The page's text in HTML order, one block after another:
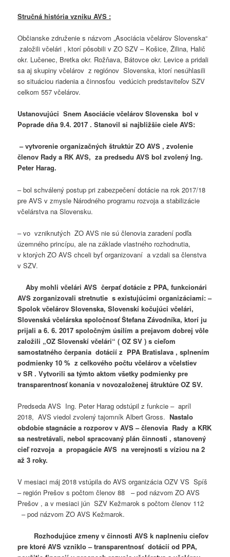
Stručná história vzniku AVS :
Občianske združenie s názvom „Asociácia včelárov Slovenska“
založili včelári , ktorí pôsobili v ZO SZV – Košice, Žilina, Halič
okr. Lučenec, Bretka okr. Rožňava, Bátovce okr. Levice a pridali
sa aj skupiny včelárov z regiónov Slovenska, ktorí nesúhlasili
so situáciou riadenia a činnosťou vedúcich predstaviteľov SZV
celkom 557 včelárov.
Ustanovujúci Snem Asociácie včelárov Slovenska bol v
Poprade dňa 9.4. 2017 . Stanovil si najbližšie ciele AVS:
– vytvorenie organizačných štruktúr ZO AVS , zvolenie
členov Rady a RK AVS, za predsedu AVS bol zvolený Ing.
Peter Harag.
– bol schválený postup pri zabezpečení dotácie na rok 2017/18
pre AVS v zmysle Národného programu rozvoja a stabilizácie
včelárstva na Slovensku.
– vo vzniknutých ZO AVS nie sú členovia zaradení podľa
územného princípu, ale na základe vlastného rozhodnutia,
v ktorých ZO AVS chceli byť organizovaní a vzdali sa členstva
v SZV.
Aby mohli včelári AVS čerpať dotácie z PPA, funkcionári
AVS zorganizovali stretnutie s existujúcimi organizáciami: –
Spolok včelárov Slovenska, Slovenskí kočujúci včelári,
Slovenská včelárska spoločnosť Štefana Závodníka, ktorí ju
prijali a 6. 6. 2017 spoločným úsilím a prejavom dobrej vôle
založili „OZ Slovenskí včelári“ ( OZ SV ) s cieľom
samostatného čerpania dotácií z PPA Bratislava , splnením
podmienky 10 % z celkového počtu včelárov a včelstiev
v SR . Vytvorili sa týmto aktom všetky podmienky pre
transparentnosť konania v novozaloženej štruktúre OZ SV.
Predseda AVS Ing. Peter Harag odstúpil z funkcie – apríl
2018, AVS viedol zvolený tajomník Albert Gross.Nastalo
obdobie stagnácie a rozporov v AVS – členovia Rady a KRK
sa nestretávali, nebol spracovaný plán činnosti , stanovený
cieľ rozvoja a propagácie AVS na verejnosti s víziou na 2
až 3 roky.
V mesiaci máj 2018 vstúpila do AVS organizácia OZV VS Spíš
– región Prešov s počtom členov 88 – pod názvom ZO AVS
Prešov , a v mesiaci jún SZV Kežmarok s počtom členov 112
– pod názvom ZO AVS Kežmarok.
Rozhodujúce zmeny v činnosti AVS k naplneniu cieľov
pre ktoré AVS vzniklo – transparentnosť dotácií od PPA,